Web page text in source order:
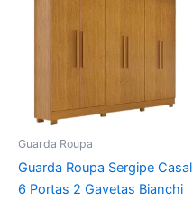
Guarda Roupa
Guarda Roupa Sergipe Casal
6 Portas 2 Gavetas Bianchi